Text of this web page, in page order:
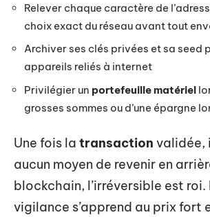
Relever chaque caractère de
choix exact du réseau avant tout
Archiver ses clés privées et sa seed
appareils reliés à internet
Privilégier un portefeuille matériel
grosses sommes ou d’une épargne
Une fois la transaction validée,
aucun moyen de revenir en
blockchain, l’irréversible est roi.
vigilance s’apprend au prix fort